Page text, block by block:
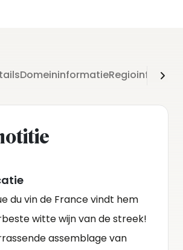
Domeininformatie
du vin de France vindt hem
witte wijn van de streek!
assemblage van